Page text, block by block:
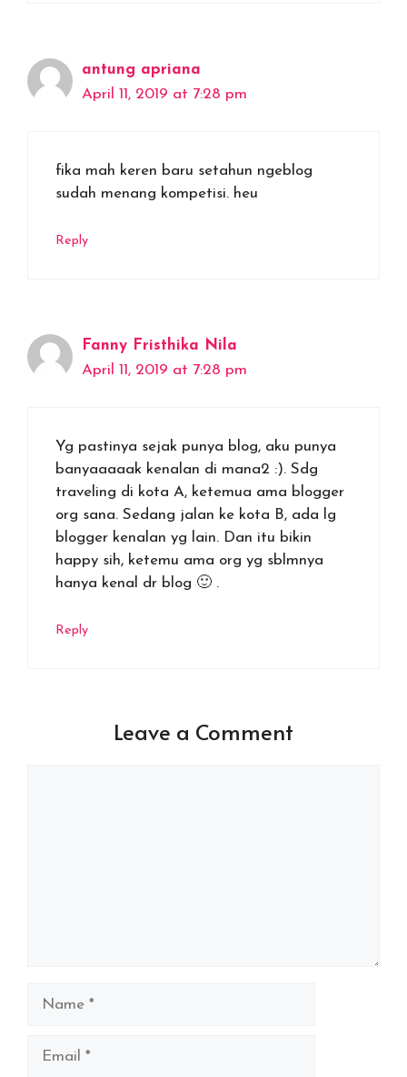
antung apriana
April 11, 2019 at 7:28 pm
fika mah keren baru setahun ngeblog
sudah menang kompetisi. heu
Reply
Fanny Fristhika Nila
April 11, 2019 at 7:28 pm
Yg pastinya sejak punya blog, aku punya
banyaaaaak kenalan di mana2 :). Sdg
traveling di kota A, ketemua ama blogger
org sana. Sedang jalan ke kota B, ada lg
blogger kenalan yg lain. Dan itu bikin
happy sih, ketemu ama org yg sblmnya
hanya kenal dr blog 🙂 .
Reply
Leave a Comment